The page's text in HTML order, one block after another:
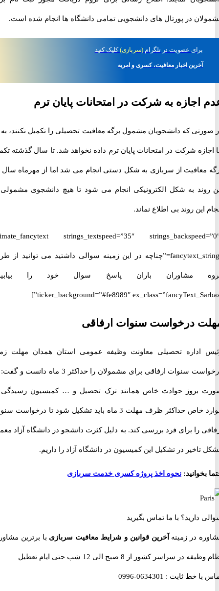
در پورتال های دانشجویی تمامی دانشگاه ها انجام شده است.
عضویت در تلگرام(سربازی) کلیک کنید
آخرین اخبار معافیت، کسری و امریه
به شرکت در امتحانات پایان ترم
که دانشجویان مشمول برگه معافیت تحصیلی را تکمیل نکنند، به آن
شرکت در امتحانات پایان ترم داده نخواهد شد. تا سال گذشته تکمیل
برگه معافیت از سربازی به شکل دستی انجام می شد اما از مهرماه سال 98
به شکل الکترونیکی انجام می شود تا هیچ دانشجوی مشمولی از
روند بی اطلاع نماند.
[ultimate_fancytext strings_textspeed=”35″
fancytext_strings=”چناچه در این زمینه سوالی داشتید می توانید از طریق
مشاوران باران پاسخ سوال خود را بیابید.”
ticker_background=”#fe8989″
درخواست سنوات ارفاقی
اداره تحصیلی معاونت وظیفه عمومی استان همدان مهلت زمان
درخواست سنوات ارفاقی برای مشمولان را حداکثر 3 ماه دانست و گفت: در
بروز حوادث خاص همانند ترک تحصیل و … کمیسیون رسیدگی به
موارد خاص حداکثر ظرف مهلت 3 ماه باید تشکیل شود تا درخواست سنوات
را برای فرد بررسی کند. به دلیل کثرت دانشجو در دانشگاه آزاد معمولا
در تشکیل این کمیسیون در دانشگاه آزاد را داریم.
نحوه اخذ پروژه کسری خدمت سربازی
دارید؟ با ما تماس بگیرید
در زمینهآخرین قوانین و شرایط معافیت سربازیبا برترین مشاوران
در سراسر کشور از 8 صبح الی 12 شب حتی ایام تعطیل
با خط ثابت :0634301-0996